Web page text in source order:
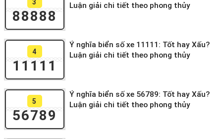
3
88888
Luận giải chi tiết theo phong thủy
4
11111
Ý nghĩa biển số xe 11111: Tốt hay Xấu?
Luận giải chi tiết theo phong thủy
5
56789
Ý nghĩa biển số xe 56789: Tốt hay Xấu?
Luận giải chi tiết theo phong thủy